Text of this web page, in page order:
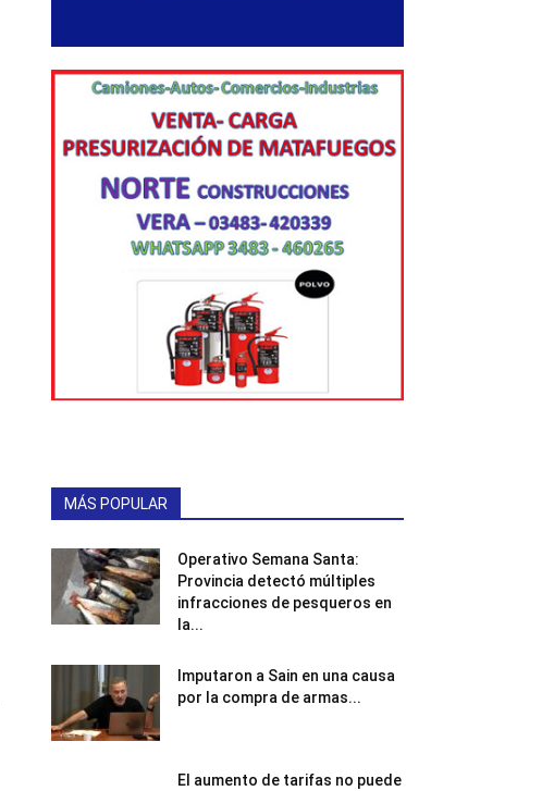
MÁS POPULAR
Operativo Semana Santa:
Provincia detectó múltiples
infracciones de pesqueros en
la...
Imputaron a Sain en una causa
por la compra de armas...
El aumento de tarifas no puede